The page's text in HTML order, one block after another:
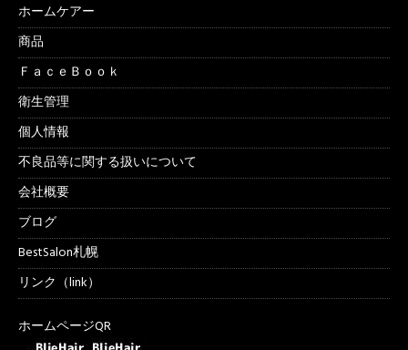
ホームケアー
商品
ＦａｃｅＢｏｏｋ
衛生管理
個人情報
不良品等に関する扱いについて
会社概要
ブログ
BestSalon札幌
リンク（link）
ホームページQR